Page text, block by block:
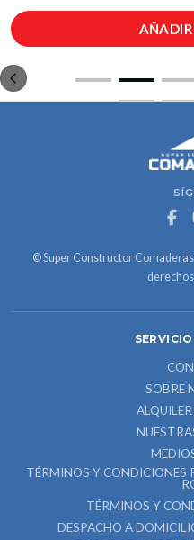
AÑADIR
© Super Constructor
SOBRE
TÉRMINOS Y CONDICIONES
TÉRMINOS Y
DESPACHO A